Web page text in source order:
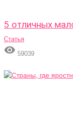
5 отличных
Статья
 59039